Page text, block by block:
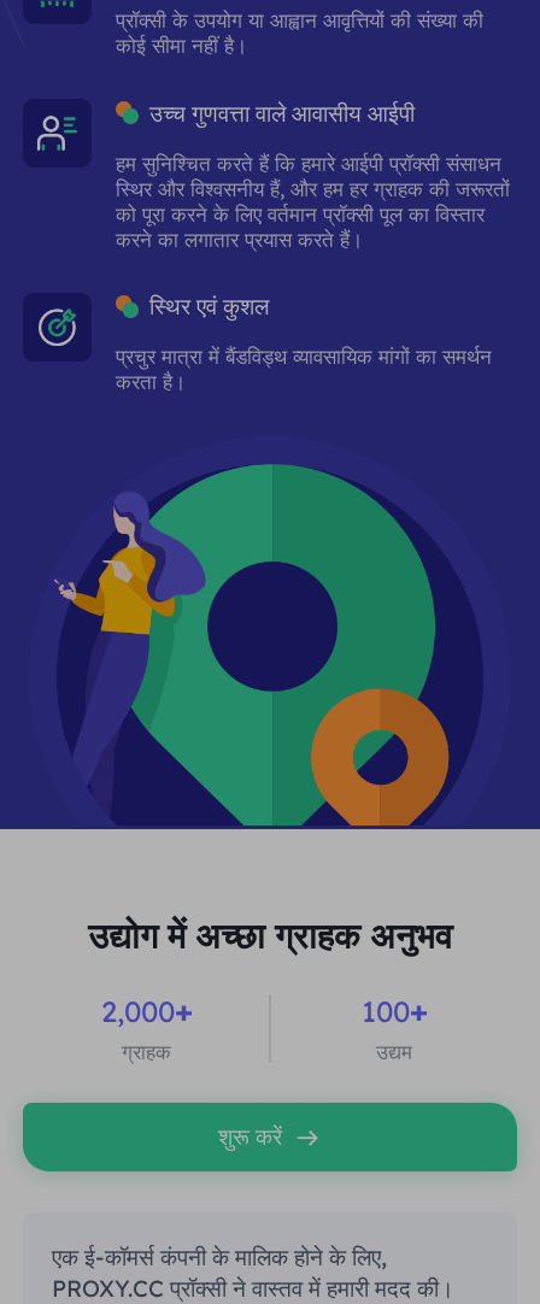
प्रॉक्सी के उपयोग या आह्वान आवृत्तियों की संख्या की
कोई सीमा नहीं है।
उच्च गुणवत्ता वाले आवासीय आईपी
हम सुनिश्चित करते हैं कि हमारे आईपी प्रॉक्सी संसाधन
स्थिर और विश्वसनीय हैं, और हम हर ग्राहक की जरूरतों
को पूरा करने के लिए वर्तमान प्रॉक्सी पूल का विस्तार
करने का लगातार प्रयास करते हैं।
स्थिर एवं कुशल
प्रचुर मात्रा में बैंडविड्थ व्यावसायिक मांगों का समर्थन
करता है।
उद्योग में अच्छा ग्राहक अनुभव
2,000+
ग्राहक
100+
उद्यम
शुरू करें
एक ई-कॉमर्स कंपनी के मालिक होने के लिए,
PROXY.CC प्रॉक्सी ने वास्तव में हमारी मदद की।